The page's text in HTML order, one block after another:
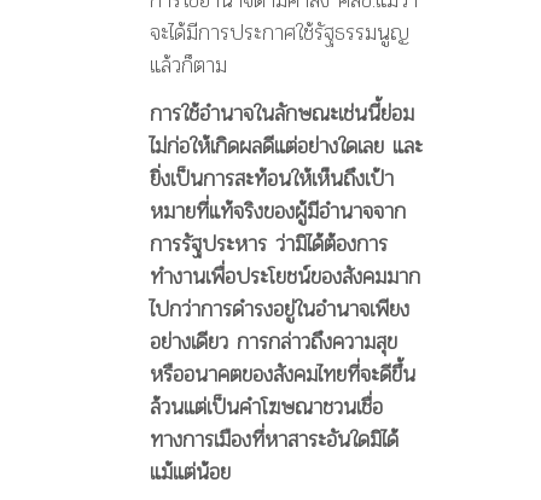
จะได้มีการประกาศใช้รัฐธรรมนูญ
แล้วก็ตาม
การใช้อำนาจในลักษณะเช่นนี้ย่อม
ไม่ก่อให้เกิดผลดีแต่อย่างใดเลย และ
ยิ่งเป็นการสะท้อนให้เห็นถึงเป้า
หมายที่แท้จริงของผู้มีอำนาจจาก
การรัฐประหาร ว่ามิได้ต้องการ
ทำงานเพื่อประโยชน์ของสังคมมาก
ไปกว่าการดำรงอยู่ในอำนาจเพียง
อย่างเดียว การกล่าวถึงความสุข
หรืออนาคตของสังคมไทยที่จะดีขึ้น
ล้วนแต่เป็นคำโฆษณาชวนเชื่อ
ทางการเมืองที่หาสาระอันใดมิได้
แม้แต่น้อย